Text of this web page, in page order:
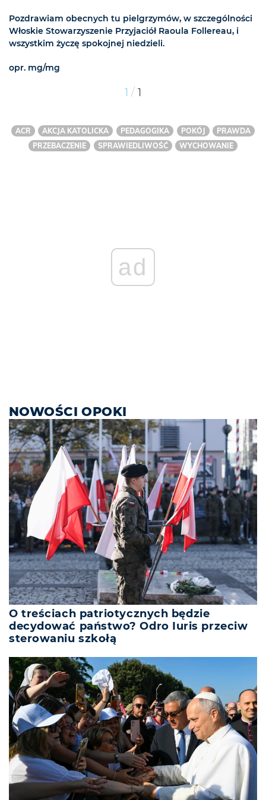
Pozdrawiam obecnych tu pielgrzymów, w szczególności
Włoskie Stowarzyszenie Przyjaciół Raoula Follereau, i
wszystkim życzę spokojnej niedzieli.
opr. mg/mg
1 / 1
ACR AKCJA KATOLICKA PEDAGOGIKA POKÓJ
PRAWDA
PRZEBACZENIE
SPRAWIEDLIWOŚĆ WYCHOWANIE
ad
NOWOŚCI OPOKI
O treściach patriotycznych będzie
decydować państwo? Odro Iuris przeciw
sterowaniu szkołą